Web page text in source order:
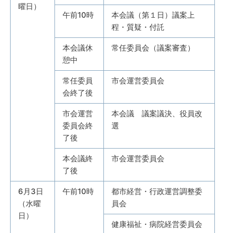
曜日）
午前10時
本会議（第１日）議案上
程・質疑・付託
本会議休
憩中
常任委員会（議案審査）
常任委員
会終了後
市会運営委員会
市会運営
委員会終
了後
本会議 議案議決、役員改
選
本会議終
了後
市会運営委員会
6月3日
（水曜
日）
午前10時
都市経営・行政運営調整委
員会
健康福祉・病院経営委員会